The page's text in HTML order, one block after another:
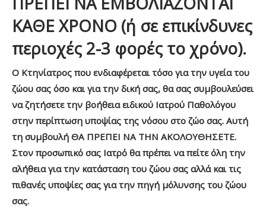
ΚΑΘΕ ΧΡΟΝΟ (ή σε επικίνδυνες
περιοχές 2-3 φορές το χρόνο).
Ο Κτηνίατρος που ενδιαφέρεται τόσο για την υγεία του
ζώου σας όσο και για την δική σας, θα σας συμβουλεύσει
να ζητήσετε την βοήθεια ειδικού Ιατρού Παθολόγου
στην περίπτωση υποψίας της νόσου στο ζώο σας. Αυτή
τη συμβουλή ΘΑ ΠΡΕΠΕΙ ΝΑ ΤΗΝ ΑΚΟΛΟΥΘΗΣΕΤΕ.
Στον προσωπικό σας Ιατρό θα πρέπει να πείτε όλη την
αλήθεια για την κατάσταση του ζώου σας αλλά και τις
πιθανές υποψίες σας για την πηγή μόλυνσης του ζώου
σας.